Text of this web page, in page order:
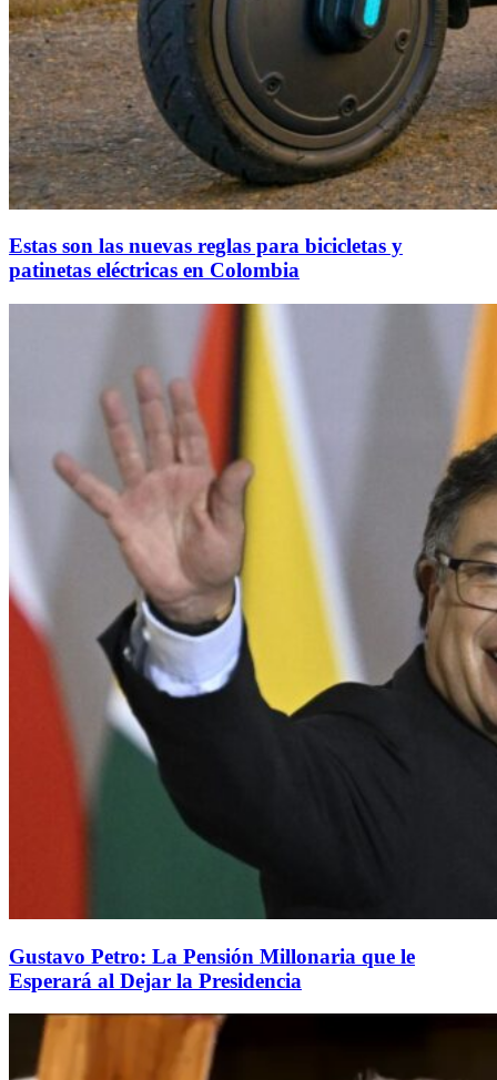
Estas son las nuevas reglas para bicicletas y
patinetas eléctricas en Colombia
Gustavo Petro: La Pensión Millonaria que le
Esperará al Dejar la Presidencia